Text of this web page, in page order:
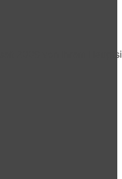
seit 2009 von ihrem